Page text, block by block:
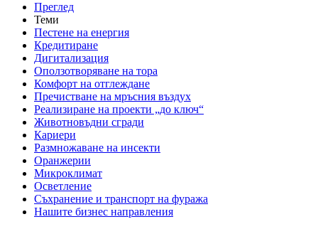
Преглед
Теми
Пестене на енергия
Кредитиране
Дигитализация
Оползотворяване на тора
Комфорт на отглеждане
Пречистване на мръсния въздух
Реализиране на проекти „до ключ“
Животновъдни сгради
Кариери
Размножаване на инсекти
Оранжерии
Микроклимат
Осветление
Съхранение и транспорт на фуража
Нашите бизнес направления